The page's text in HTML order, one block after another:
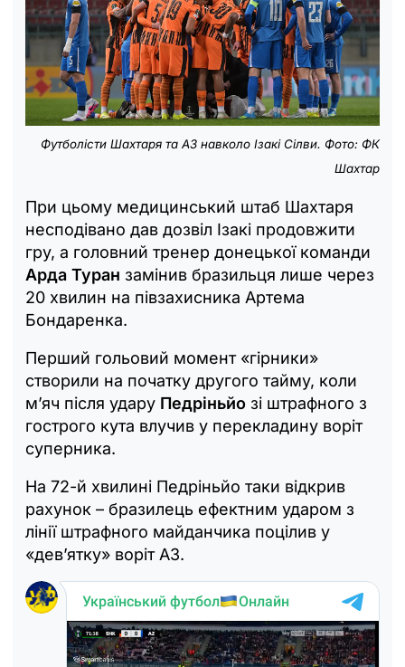
Футболісти Шахтаря та АЗ навколо Ізакі Сілви. Фото: ФК
Шахтар
При цьому медицинський штаб Шахтаря
несподівано дав дозвіл Ізакі продовжити
гру, а головний тренер донецької команди
Арда Туран замінив бразильця лише через
20 хвилин на півзахисника Артема
Бондаренка.
Перший гольовий момент «гірники»
створили на початку другого тайму, коли
м’яч після удару Педріньйо зі штрафного з
гострого кута влучив у перекладину воріт
суперника.
На 72-й хвилині Педріньйо таки відкрив
рахунок – бразилець ефектним ударом з
лінії штрафного майданчика поцілив у
«дев’ятку» воріт АЗ.